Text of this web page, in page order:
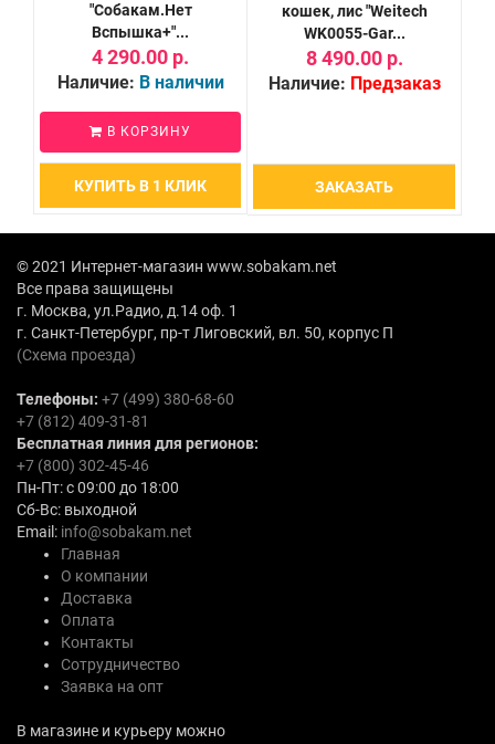
"Собакам.Нет
Вспышка+"...
4 290.00 р.
Наличие: В наличии
В КОРЗИНУ
КУПИТЬ В 1 КЛИК
кошек, лис "Weitech
WK0055-Gar...
8 490.00 р.
Наличие: Предзаказ
ЗАКАЗАТЬ
© 2021 Интернет-магазин www.sobakam.net
Все права защищены
г. Москва, ул.Радио, д.14 оф. 1
г. Санкт-Петербург, пр-т Лиговский, вл. 50, корпус П
(Схема проезда)
Телефоны: +7 (499) 380-68-60
+7 (812) 409-31-81
Бесплатная линия для регионов:
+7 (800) 302-45-46
Пн-Пт: с 09:00 до 18:00
Сб-Вс: выходной
Email: info@sobakam.net
Главная
О компании
Доставка
Оплата
Контакты
Сотрудничество
Заявка на опт
В магазине и курьеру можно